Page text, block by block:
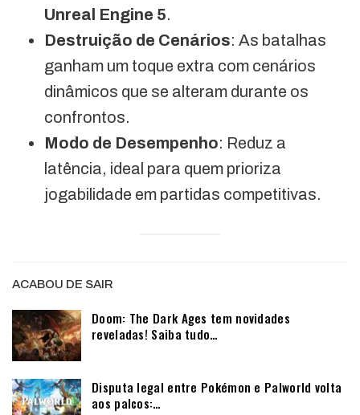
Unreal Engine 5.
Destruição de Cenários: As batalhas
ganham um toque extra com cenários
dinâmicos que se alteram durante os
confrontos.
Modo de Desempenho: Reduz a
latência, ideal para quem prioriza
jogabilidade em partidas competitivas.
ACABOU DE SAIR
Doom: The Dark Ages tem novidades
reveladas! Saiba tudo…
Disputa legal entre Pokémon e Palworld volta
aos palcos:…